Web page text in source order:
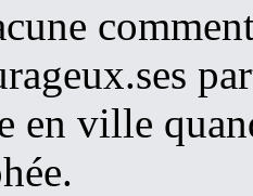
en ville